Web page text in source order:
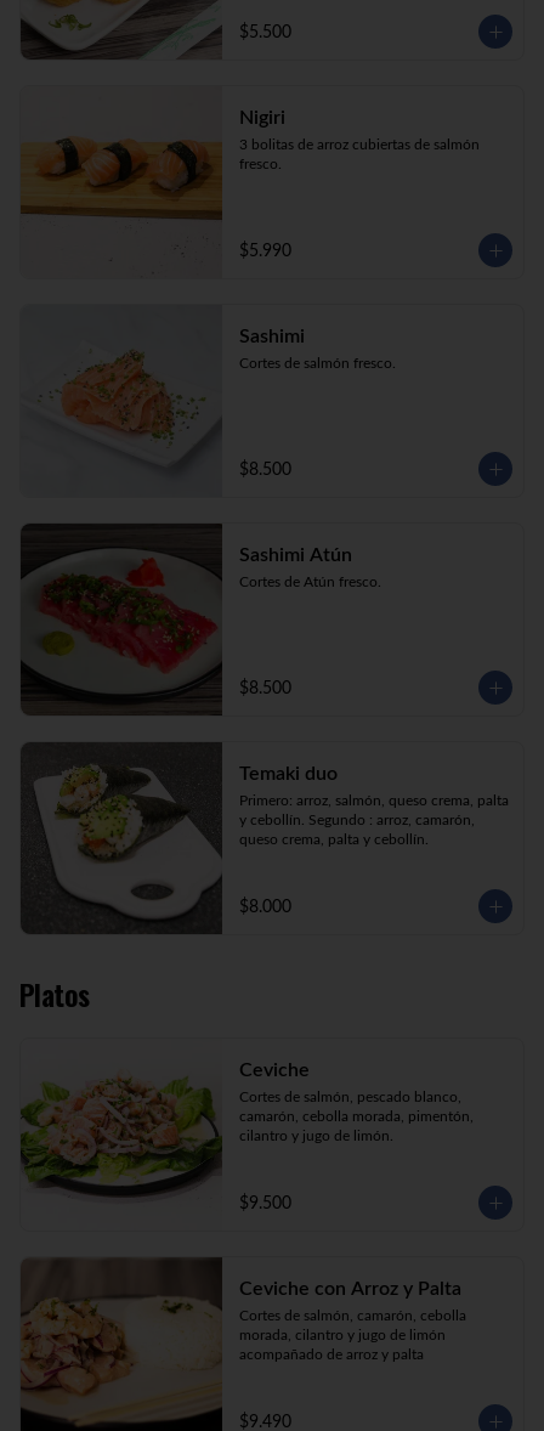
$5.500
Nigiri
3 bolitas de arroz cubiertas de salmón
fresco.
$5.990
Sashimi
Cortes de salmón fresco.
$8.500
Sashimi Atún
Cortes de Atún fresco.
$8.500
Temaki duo
Primero: arroz, salmón, queso crema, palta
y cebollín. Segundo : arroz, camarón,
queso crema, palta y cebollín.
$8.000
Platos
Ceviche
Cortes de salmón, pescado blanco,
camarón, cebolla morada, pimentón,
cilantro y jugo de limón.
$9.500
Ceviche con Arroz y Palta
Cortes de salmón, camarón, cebolla
morada, cilantro y jugo de limón
acompañado de arroz y palta
$9.490